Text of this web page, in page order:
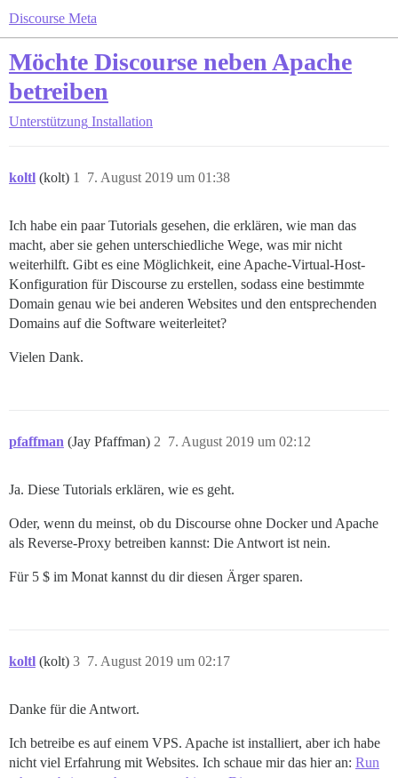
Discourse Meta
Möchte Discourse neben Apache
betreiben
Unterstützung Installation
koltl (kolt) 7. August 2019 um 01:38
1
Ich habe ein paar Tutorials gesehen, die erklären, wie man das
macht, aber sie gehen unterschiedliche Wege, was mir nicht
weiterhilft. Gibt es eine Möglichkeit, eine Apache-Virtual-Host-
Konfiguration für Discourse zu erstellen, sodass eine bestimmte
Domain genau wie bei anderen Websites und den entsprechenden
Domains auf die Software weiterleitet?
Vielen Dank.
pfaffman (Jay Pfaffman) 7. August 2019 um 02:12
2
Ja. Diese Tutorials erklären, wie es geht.
Oder, wenn du meinst, ob du Discourse ohne Docker und Apache
als Reverse-Proxy betreiben kannst: Die Antwort ist nein.
Für 5 $ im Monat kannst du dir diesen Ärger sparen.
koltl (kolt) 7. August 2019 um 02:17
3
Danke für die Antwort.
Ich betreibe es auf einem VPS. Apache ist installiert, aber ich habe
nicht viel Erfahrung mit Websites. Ich schaue mir das hier an: Run